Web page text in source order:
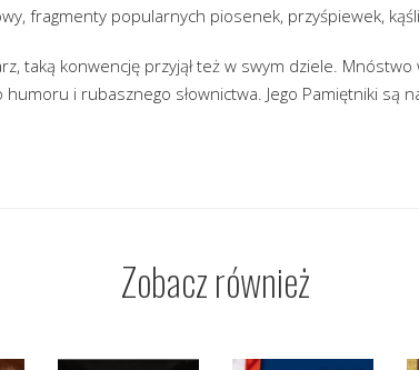
fragmenty popularnych piosenek, przyśpiewek,
taką konwencję przyjął też w swym dziele.
i rubasznego słownictwa. Jego Pamiętniki są
Zobacz również